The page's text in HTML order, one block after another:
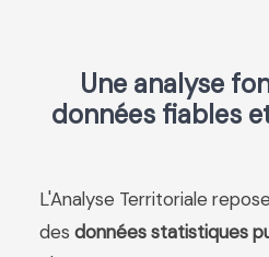
Une analyse
données fiables
L'Analyse Territoriale
des données statistiques